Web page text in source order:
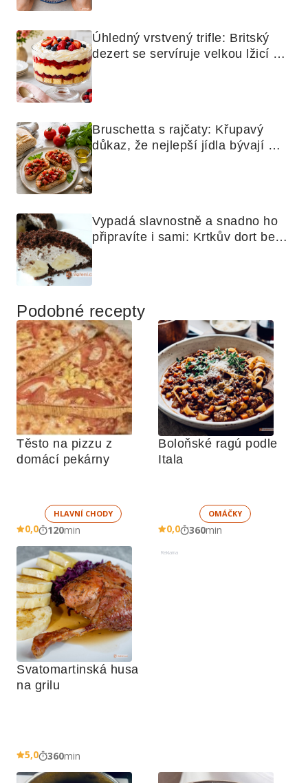
Úhledný vrstvený trifle: Britský
dezert se servíruje velkou lžicí
Bruschetta s rajčaty: Křupavý
důkaz, že nejlepší jídla bývají
Vypadá slavnostně a snadno ho
připravíte i sami: Krtkův dort bez
Podobné recepty
Těsto na pizzu z
domácí pekárny
HLAVNÍ CHODY
0,0 120min
Boloňské ragú podle
Itala
OMÁČKY
0,0 360min
Svatomartinská husa
na grilu
5,0 360min
Reklama